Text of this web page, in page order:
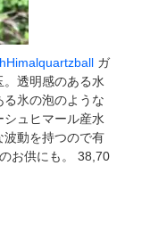
ガ
。透明感のある水
氷の泡のような
シュヒマール産水
動を持つので有
お供にも。 38,70